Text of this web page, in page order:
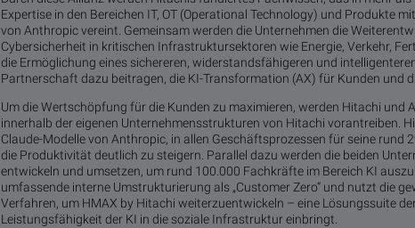
Expertise in den Bereichen IT, OT (Operational Technology) und Produkte
von Anthropic vereint. Gemeinsam werden die Unternehmen die
Cybersicherheit in kritischen Infrastruktursektoren wie Energie, Verkehr,
die Ermöglichung eines sichereren, widerstandsfähigeren und
Partnerschaft dazu beitragen, die KI-Transformation (AX) für Kunden und
Um die Wertschöpfung für die Kunden zu maximieren, werden Hitachi und
innerhalb der eigenen Unternehmensstrukturen von Hitachi vorantreiben.
Claude-Modelle von Anthropic, in allen Geschäftsprozessen für seine rund
die Produktivität deutlich zu steigern. Parallel dazu werden die beiden
entwickeln und umsetzen, um rund 100.000 Fachkräfte im Bereich KI
umfassende interne Umstrukturierung als „Customer Zero“ und nutzt die
Verfahren, um HMAX by Hitachi weiterzuentwickeln – eine Lösungssuite
Leistungsfähigkeit der KI in die soziale Infrastruktur einbringt.